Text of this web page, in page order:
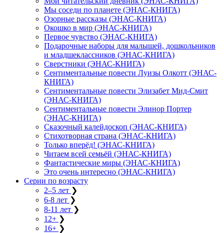
Мы соседи по планете (ЭНАС-КНИГА)
Озорные рассказы (ЭНАС-КНИГА)
Окошко в мир (ЭНАС-КНИГА)
Первое чувство (ЭНАС-КНИГА)
Подарочные наборы для малышей, дошкольников
и младшеклассников (ЭНАС-КНИГА)
Сверстники (ЭНАС-КНИГА)
Сентиментальные повести Луизы Олкотт (ЭНАС-
КНИГА)
Сентиментальные повести Элизабет Мид-Смит
(ЭНАС-КНИГА)
Сентиментальные повести Элинор Портер
(ЭНАС-КНИГА)
Сказочный калейдоскоп (ЭНАС-КНИГА)
Стихотворная страна (ЭНАС-КНИГА)
Только вперёд! (ЭНАС-КНИГА)
Читаем всей семьёй (ЭНАС-КНИГА)
Фантастические миры (ЭНАС-КНИГА)
Это очень интересно (ЭНАС-КНИГА)
Серии по возрасту
2–5 лет ❯
6-8 лет ❯
8-11 лет ❯
12+ ❯
16+ ❯